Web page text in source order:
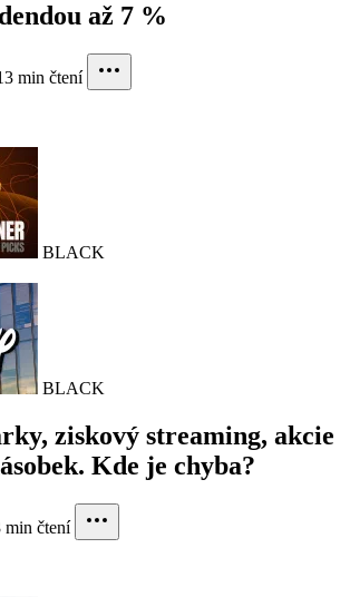
až 7 %
min čtení
BLACK
BLACK
ziskový streaming, akcie
Kde je chyba?
min čtení